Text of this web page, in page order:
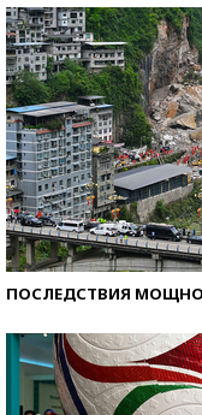
ПОСЛЕДСТВИЯ